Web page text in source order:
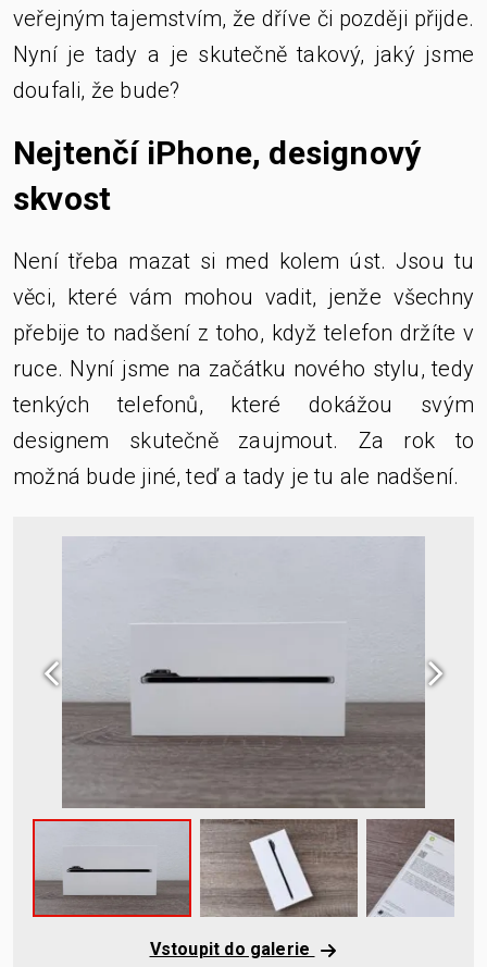
veřejným tajemstvím, že dříve či později přijde.
Nyní je tady a je skutečně takový, jaký jsme
doufali, že bude?
Nejtenčí iPhone, designový
skvost
Není třeba mazat si med kolem úst. Jsou tu
věci, které vám mohou vadit, jenže všechny
přebije to nadšení z toho, když telefon držíte v
ruce. Nyní jsme na začátku nového stylu, tedy
tenkých telefonů, které dokážou svým
designem skutečně zaujmout. Za rok to
možná bude jiné, teď a tady je tu ale nadšení.
Vstoupit do galerie